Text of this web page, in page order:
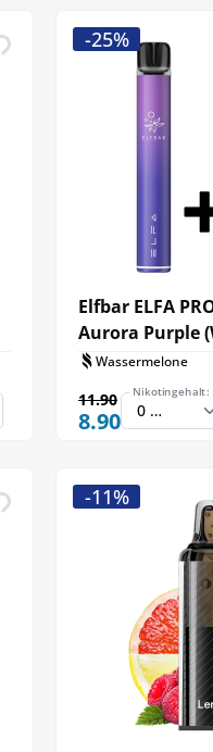
Elfbar ELFA
Aurora Purple
Wassermelone
8.90
11.90
-25%
Nikotingehalt:
-11%